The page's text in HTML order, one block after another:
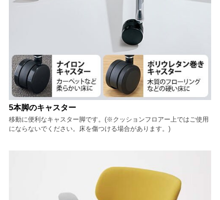
5本脚のキャスター
移動に便利なキャスター脚です。(※クッションフロアー上ではご使用
にならないでください。床を傷つける場合があります。)